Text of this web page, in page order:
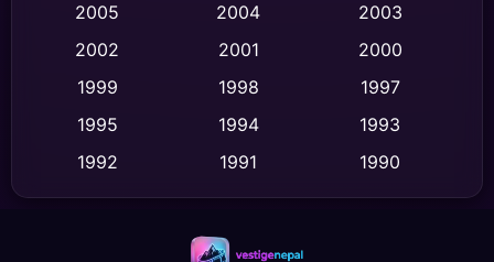
Cult Film
Dance เต้น (10)
Detective สืบสวน (77)
2005
2004
2003
2002
2001
2000
1999
1998
1997
1995
1994
1993
1992
1991
1990
1989
1988
1986
1983